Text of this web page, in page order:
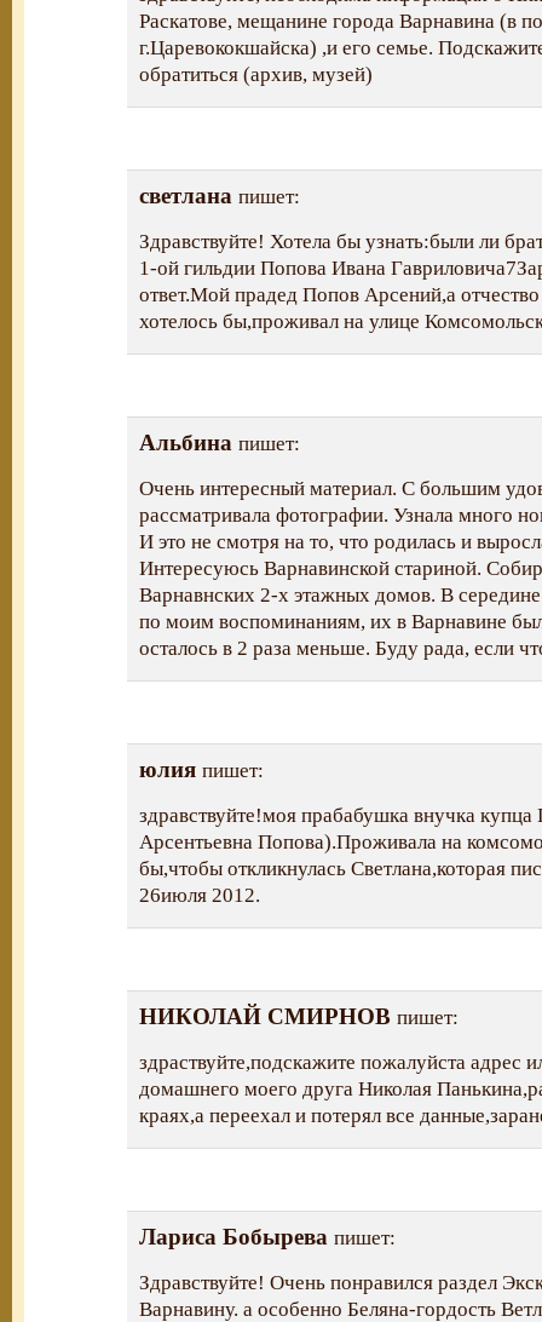
Раскатове, мещанине города Варнавина (в
г.Царевококшайска) ,и его семье.
обратиться (архив, музей)
светлана пишет:
Здравствуйте! Хотела бы узнать:были ли
1-ой гильдии Попова Ивана
ответ.Мой прадед Попов Арсений,а
хотелось бы,проживал на улице
Альбина пишет:
Очень интересный материал. С большим
рассматривала фотографии. Узнала много
И это не смотря на то, что родилась и
Интересуюсь Варнавинской стариной.
Варнавнских 2-х этажных домов. В
по моим воспоминаниям, их в Варнавине
осталось в 2 раза меньше. Буду рада, если
юлия пишет:
здравствуйте!моя прабабушка внучка
Арсентьевна Попова).Проживала на
бы,чтобы откликнулась Светлана,которая
26июля 2012.
НИКОЛАЙ СМИРНОВ пишет:
здраствуйте,подскажите пожалуйста адрес
домашнего моего друга Николая
краях,а переехал и потерял все
Лариса Бобырева пишет:
Здравствуйте! Очень понравился раздел
Варнавину. а особенно Беляна-гордость